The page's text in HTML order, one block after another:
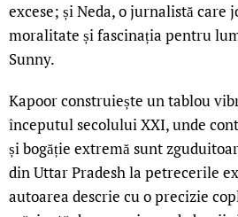
excese; și Neda, o jurnalistă care
moralitate și fascinația pentru
Sunny.
Kapoor construiește un tablou
începutul secolului XXI, unde
și bogăție extremă sunt
din Uttar Pradesh la petrecerile
autoarea descrie cu o precizie